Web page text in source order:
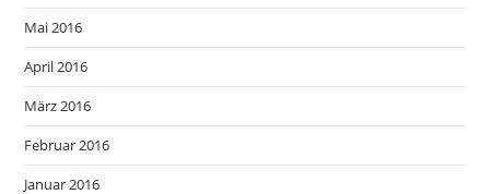
Mai 2016
April 2016
März 2016
Februar 2016
Januar 2016